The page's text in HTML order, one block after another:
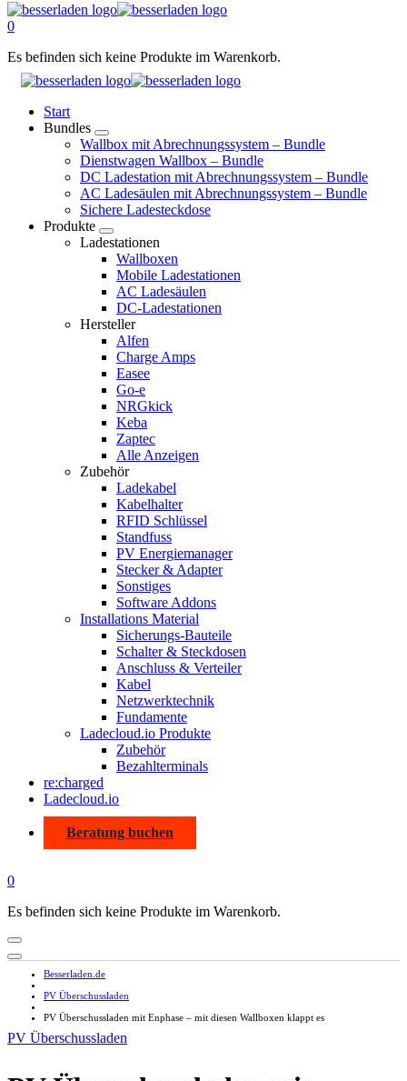
0
Es befinden sich keine Produkte im Warenkorb.
Start
Bundles
Wallbox mit Abrechnungssystem – Bundle
Dienstwagen Wallbox – Bundle
DC Ladestation mit Abrechnungssystem – Bundle
AC Ladesäulen mit Abrechnungssystem – Bundle
Sichere Ladesteckdose
Produkte
Ladestationen
Wallboxen
Mobile Ladestationen
AC Ladesäulen
DC-Ladestationen
Hersteller
Alfen
Charge Amps
Easee
Go-e
NRGkick
Keba
Zaptec
Alle Anzeigen
Zubehör
Ladekabel
Kabelhalter
RFID Schlüssel
Standfuss
PV Energiemanager
Stecker & Adapter
Sonstiges
Software Addons
Installations Material
Sicherungs-Bauteile
Schalter & Steckdosen
Anschluss & Verteiler
Kabel
Netzwerktechnik
Fundamente
Ladecloud.io Produkte
Zubehör
Bezahlterminals
re:charged
Ladecloud.io
Beratung buchen
0
Es befinden sich keine Produkte im Warenkorb.
Besserladen.de
PV Überschussladen
PV Überschussladen mit Enphase – mit diesen Wallboxen klappt es
PV Überschussladen